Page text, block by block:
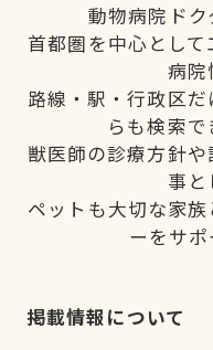
動物病院ドク
首都圏を中心とし
病院
路線・駅・行政区
らも検索で
獣医師の診療方針
事と
ペットも大切な家
ーをサポ
掲載情報について